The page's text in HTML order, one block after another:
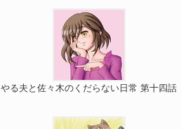
やる夫と佐々木のくだらない日常 第十四話